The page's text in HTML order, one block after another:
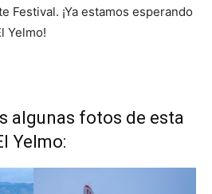
Festival. ¡Ya estamos esperando
Yelmo!
algunas fotos de esta
Yelmo: